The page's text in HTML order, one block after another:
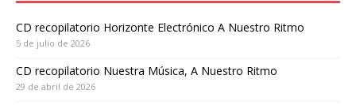
CD recopilatorio Horizonte Electrónico A Nuestro Ritmo
5 de julio de 2026
CD recopilatorio Nuestra Música, A Nuestro Ritmo
29 de abril de 2026